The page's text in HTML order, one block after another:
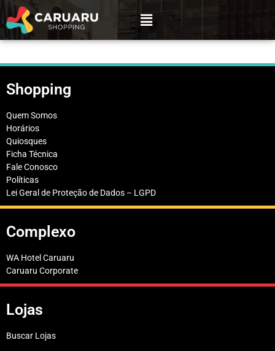
Shopping
Quem Somos
Horários
Quiosques
Ficha Técnica
Fale Conosco
Políticas
Lei Geral de Proteção de Dados – LGPD
Complexo
WA Hotel Caruaru
Caruaru Corporate
Lojas
Buscar Lojas